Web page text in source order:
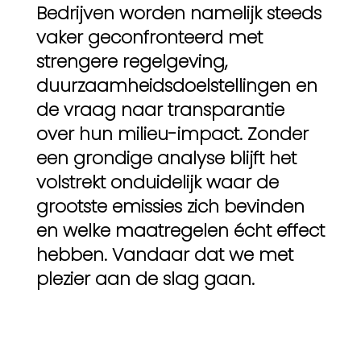
Bedrijven worden namelijk steeds
vaker geconfronteerd met
strengere regelgeving,
duurzaamheidsdoelstellingen en
de vraag naar transparantie
over hun milieu-impact. Zonder
een grondige analyse blijft het
volstrekt onduidelijk waar de
grootste emissies zich bevinden
en welke maatregelen écht effect
hebben. Vandaar dat we met
plezier aan de slag gaan.